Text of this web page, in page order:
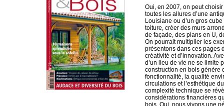
Oui, en 2007, on peut
toutes les allures d’une
Louisiane ou d’un gros
toiture, créer des murs
de façade, des plans en U,
On pourrait multiplier les
présentons dans ces pages
créativité et d’innovation.
d’un lieu de vie ne se limite
construction en bois génère
fonctionnalité, la qualité
circulations et l’esthétique
complexité technique se
considérations financières
bois. Oui, nous vivons une